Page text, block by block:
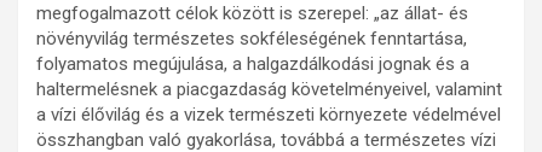
megfogalmazott célok között is szerepel: „az állat- és
növényvilág természetes sokféleségének fenntartása,
folyamatos megújulása, a halgazdálkodási jognak és a
haltermelésnek a piacgazdaság követelményeivel, valamint
a vízi élővilág és a vizek természeti környezete védelmével
összhangban való gyakorlása, továbbá a természetes vízi